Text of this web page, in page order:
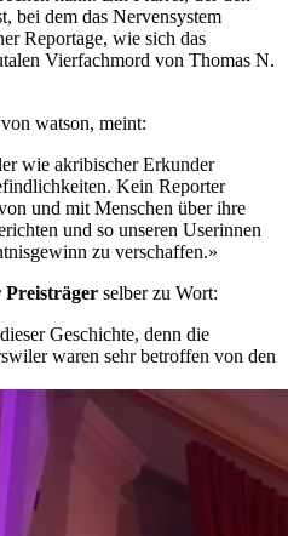
bei dem das Nervensystem
Reportage, wie sich das
Vierfachmord von Thomas N.
watson, meint:
wie akribischer Erkunder
Kein Reporter
und mit Menschen über ihre
und so unseren Userinnen
zu verschaffen.»
Preisträger selber zu Wort:
Geschichte, denn die
waren sehr betroffen von den